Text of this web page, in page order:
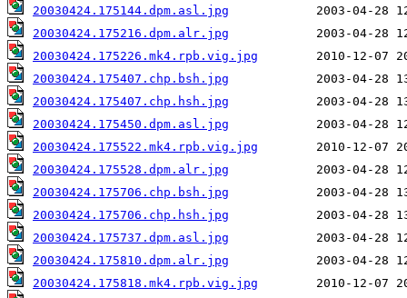
20030424.175144.dpm.asl.jpg
20030424.175216.dpm.alr.jpg
20030424.175226.mk4.rpb.vig.jpg
20030424.175407.chp.bsh.jpg
20030424.175407.chp.hsh.jpg
20030424.175450.dpm.asl.jpg
20030424.175522.mk4.rpb.vig.jpg
20030424.175528.dpm.alr.jpg
20030424.175706.chp.bsh.jpg
20030424.175706.chp.hsh.jpg
20030424.175737.dpm.asl.jpg
20030424.175810.dpm.alr.jpg
20030424.175818.mk4.rpb.vig.jpg